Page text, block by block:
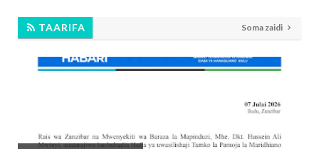
TAARIFA Soma zaidi